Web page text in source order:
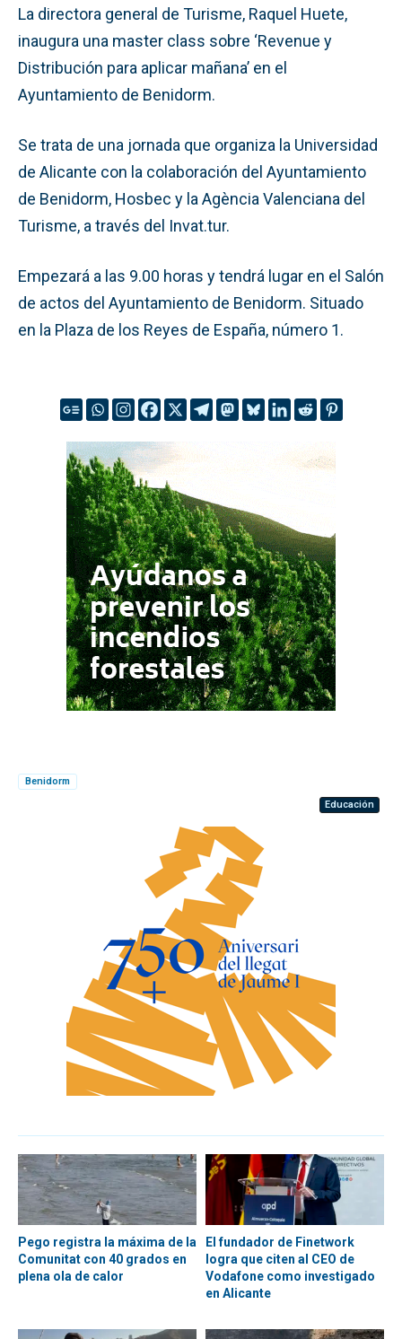
La directora general de Turisme, Raquel Huete,
inaugura una master class sobre ‘Revenue y
Distribución para aplicar mañana’ en el
Ayuntamiento de Benidorm.
Se trata de una jornada que organiza la Universidad
de Alicante con la colaboración del Ayuntamiento
de Benidorm, Hosbec y la Agència Valenciana del
Turisme, a través del Invat.tur.
Empezará a las 9.00 horas y tendrá lugar en el Salón
de actos del Ayuntamiento de Benidorm. Situado
en la Plaza de los Reyes de España, número 1.
Benidorm
Educación
Pego registra la máxima de la
Comunitat con 40 grados en
plena ola de calor
El fundador de Finetwork
logra que citen al CEO de
Vodafone como investigado
en Alicante